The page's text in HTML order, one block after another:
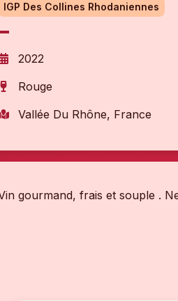
IGP Des Collines Rhodaniennes
2022
Rouge
Vallée Du Rhône, France
gourmand, frais et souple .